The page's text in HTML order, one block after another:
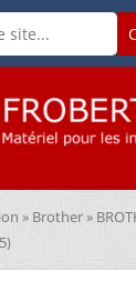
» Brother»